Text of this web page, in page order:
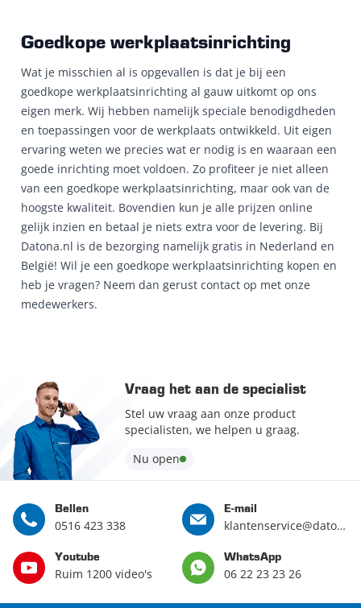
Goedkope werkplaatsinrichting
Wat je misschien al is opgevallen is dat je bij een
goedkope werkplaatsinrichting al gauw uitkomt op ons
eigen merk. Wij hebben namelijk speciale benodigdheden
en toepassingen voor de werkplaats ontwikkeld. Uit eigen
ervaring weten we precies wat er nodig is en waaraan een
goede inrichting moet voldoen. Zo profiteer je niet alleen
van een goedkope werkplaatsinrichting, maar ook van de
hoogste kwaliteit. Bovendien kun je alle prijzen online
gelijk inzien en betaal je niets extra voor de levering. Bij
Datona.nl is de bezorging namelijk gratis in Nederland en
België! Wil je een goedkope werkplaatsinrichting kopen en
heb je vragen? Neem dan gerust contact op met onze
medewerkers.
Vraag het aan de specialist
Stel uw vraag aan onze product
specialisten, we helpen u graag.
Nu open
Bellen
0516 423 338
E-mail
klantenservice@datona.nl
Youtube
Ruim 1200 video's
WhatsApp
06 22 23 23 26